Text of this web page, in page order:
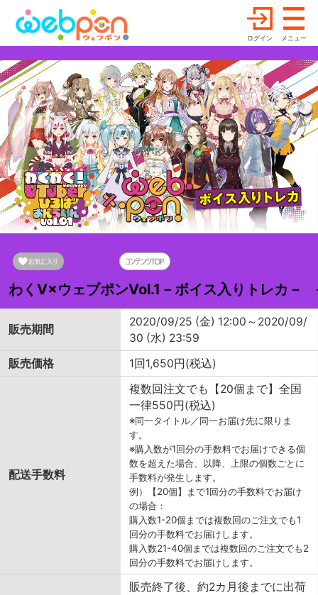
ログイン メニュー
わくV×ウェブポンVol.1－ボイス入りトレカ－
販売期間
2020/09/25 (金) 12:00～2020/09/
30 (水) 23:59
販売価格
1回1,650円(税込)
配送手数料
複数回注文でも【20個まで】全国
一律550円(税込)
※同一タイトル／同一お届け先に限りま
す。
※購入数が1回分の手数料でお届けできる個
数を超えた場合、以降、上限の個数ごとに
手数料が発生します。
例）【20個】まで1回分の手数料でお届け
の場合：
購入数1-20個までは複数回のご注文でも1
回分の手数料でお届けします。
購入数21-40個までは複数回のご注文でも2
回分の手数料でお届けします。
販売終了後、約2カ月後までに出荷